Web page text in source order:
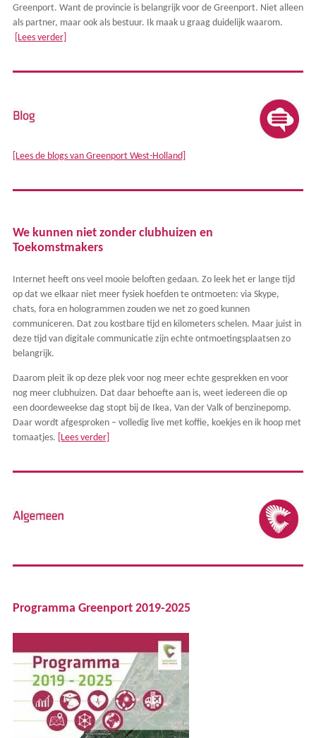
Greenport. Want de provincie is belangrijk voor de Greenport. Niet alleen
als partner, maar ook als bestuur. Ik maak u graag duidelijk waarom.
[Lees verder]
[Lees de blogs van Greenport West-Holland]
We kunnen niet zonder clubhuizen en
Toekomstmakers
Internet heeft ons veel mooie beloften gedaan. Zo leek het er lange tijd
op dat we elkaar niet meer fysiek hoefden te ontmoeten: via Skype,
chats, fora en hologrammen zouden we net zo goed kunnen
communiceren. Dat zou kostbare tijd en kilometers schelen. Maar juist in
deze tijd van digitale communicatie zijn echte ontmoetingsplaatsen zo
belangrijk.
Daarom pleit ik op deze plek voor nog meer echte gesprekken en voor
nog meer clubhuizen. Dat daar behoefte aan is, weet iedereen die op
een doordeweekse dag stopt bij de Ikea, Van der Valk of benzinepomp.
Daar wordt afgesproken – volledig live met koffie, koekjes en ik hoop met
tomaatjes. [Lees verder]
Programma Greenport 2019-2025